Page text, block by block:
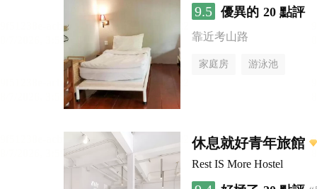
9.5 優異的 20 點評
靠近考山路
家庭房 游泳池
休息就好青年旅館
Rest IS More Hostel